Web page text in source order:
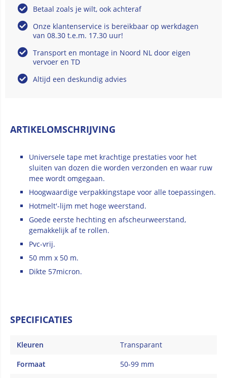
Betaal zoals je wilt, ook achteraf
Onze klantenservice is bereikbaar op werkdagen
van 08.30 t.e.m. 17.30 uur!
Transport en montage in Noord NL door eigen
vervoer en TD
Altijd een deskundig advies
ARTIKELOMSCHRIJVING
Universele tape met krachtige prestaties voor het
sluiten van dozen die worden verzonden en waar ruw
mee wordt omgegaan.
Hoogwaardige verpakkingstape voor alle toepassingen.
Hotmelt'-lijm met hoge weerstand.
Goede eerste hechting en afscheurweerstand,
gemakkelijk af te rollen.
Pvc-vrij.
50 mm x 50 m.
Dikte 57micron.
SPECIFICATIES
Kleuren
Transparant
Formaat
50-99 mm